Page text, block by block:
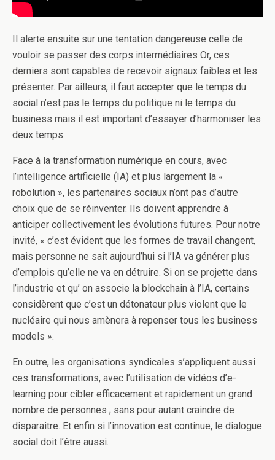
Il alerte ensuite sur une tentation dangereuse celle de
vouloir se passer des corps intermédiaires Or, ces
derniers sont capables de recevoir signaux faibles et les
présenter. Par ailleurs, il faut accepter que le temps du
social n’est pas le temps du politique ni le temps du
business mais il est important d’essayer d’harmoniser les
deux temps.
Face à la transformation numérique en cours, avec
l’intelligence artificielle (IA) et plus largement la «
robolution », les partenaires sociaux n’ont pas d’autre
choix que de se réinventer. Ils doivent apprendre à
anticiper collectivement les évolutions futures. Pour notre
invité, « c’est évident que les formes de travail changent,
mais personne ne sait aujourd’hui si l’IA va générer plus
d’emplois qu’elle ne va en détruire. Si on se projette dans
l’industrie et qu’ on associe la blockchain à l’IA, certains
considèrent que c’est un détonateur plus violent que le
nucléaire qui nous amènera à repenser tous les business
models ».
En outre, les organisations syndicales s’appliquent aussi
ces transformations, avec l’utilisation de vidéos d’e-
learning pour cibler efficacement et rapidement un grand
nombre de personnes ; sans pour autant craindre de
disparaitre. Et enfin si l’innovation est continue, le dialogue
social doit l’être aussi.